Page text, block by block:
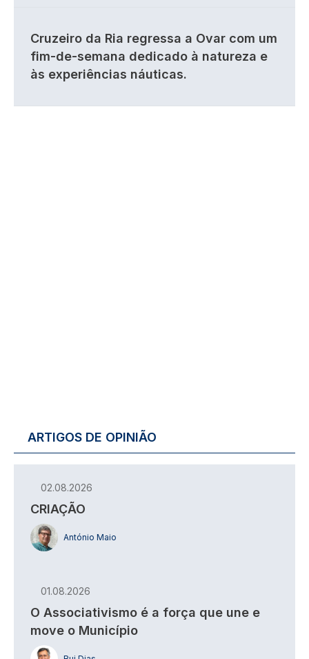
Cruzeiro da Ria regressa a Ovar com um
fim-de-semana dedicado à natureza e
às experiências náuticas.
ARTIGOS DE OPINIÃO
02.08.2026
CRIAÇÃO
António Maio
01.08.2026
O Associativismo é a força que une e
move o Município